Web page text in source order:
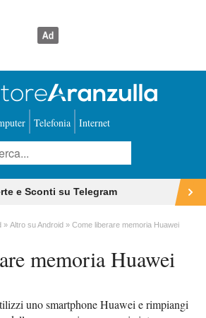
Telefonia Internet
e Sconti su Telegram
Altro su Android Come liberare memoria Huawei
memoria Huawei
uno smartphone Huawei e rimpiangi